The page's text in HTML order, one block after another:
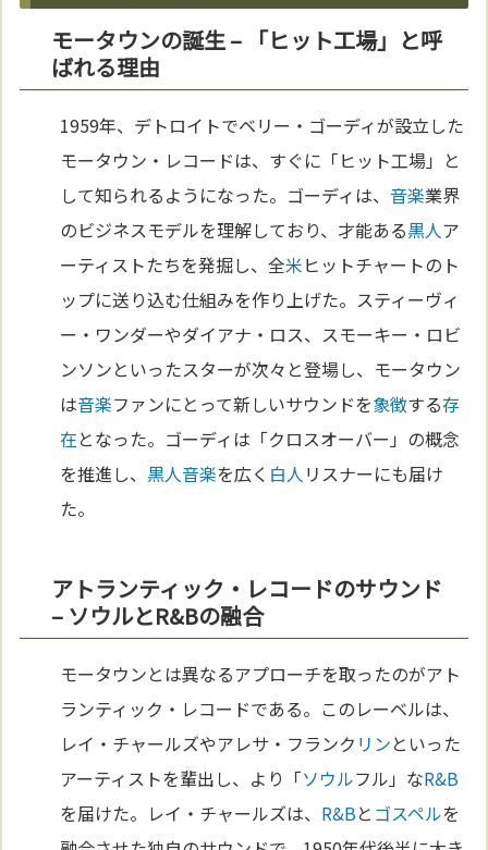
モータウンの誕生 – 「ヒット工場」と呼
ばれる理由
1959年、デトロイトでベリー・ゴーディが設立した
モータウン・レコードは、すぐに「ヒット工場」と
して知られるようになった。ゴーディは、音楽業界
のビジネスモデルを理解しており、才能ある黒人ア
ーティストたちを発掘し、全米ヒットチャートのト
ップに送り込む仕組みを作り上げた。スティーヴィ
ー・ワンダーやダイアナ・ロス、スモーキー・ロビ
ンソンといったスターが次々と登場し、モータウン
は音楽ファンにとって新しいサウンドを象徴する存
在となった。ゴーディは「クロスオーバー」の概念
を推進し、 黒人音楽を広く 白人リスナーにも届け
た。
アトランティック・レコードのサウンド
– ソウルとR&Bの融合
モータウンとは異なるアプローチを取ったのがアト
ランティック・レコードである。このレーベルは、
レイ・チャールズやアレサ・フランク リンといった
アーティストを輩出し、より「ソウルフル」なR&B
を届けた。レイ・チャールズは、 R&Bと ゴスペルを